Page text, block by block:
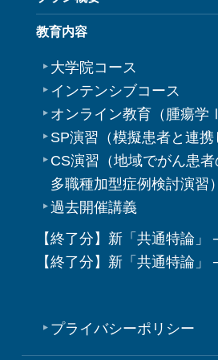
教育内容
大学院コース
インテンシブコース
オンライン教育（腫瘍
SP演習（模擬患者と連
CS演習（地域でがん患
多職種加型症例検討演習）
過去開催講義
【終了分】新「共通特論
【終了分】新「共通特論
プライバシーポリシー